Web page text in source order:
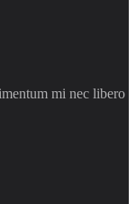
mi nec libero